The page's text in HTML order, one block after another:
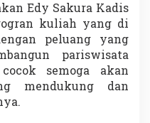
Edy Sakura Kadis
kuliah yang di
peluang yang
pariswisata
semoga akan
mendukung dan